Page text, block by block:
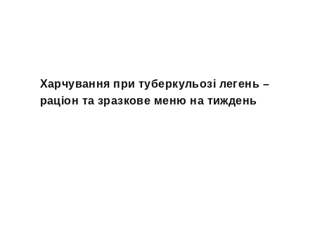
Харчування при туберкульозі легень –
раціон та зразкове меню на тиждень